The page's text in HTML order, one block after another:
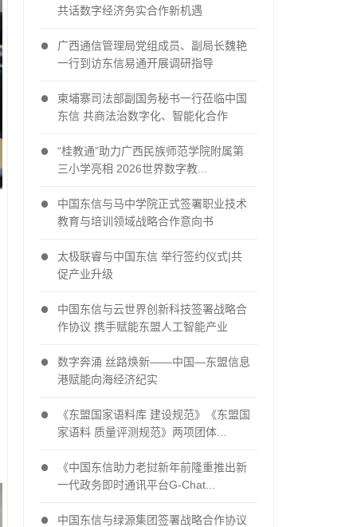
共话数字经济务实合作新机遇
广西通信管理局党组成员、副局长魏艳
一行到访东信易通开展调研指导
柬埔寨司法部副国务秘书一行莅临中国
东信 共商法治数字化、智能化合作
“桂教通”助力广西民族师范学院附属第
三小学亮相 2026世界数字教...
中国东信与马中学院正式签署职业技术
教育与培训领域战略合作意向书
太极联睿与中国东信 举行签约仪式|共
促产业升级
中国东信与云世界创新科技签署战略合
作协议 携手赋能东盟人工智能产业
数字奔涌 丝路焕新——中国—东盟信息
港赋能向海经济纪实
《东盟国家语料库 建设规范》《东盟国
家语料 质量评测规范》两项团体...
《中国东信助力老挝新年前隆重推出新
一代政务即时通讯平台G-Chat...
中国东信与绿源集团签署战略合作协议